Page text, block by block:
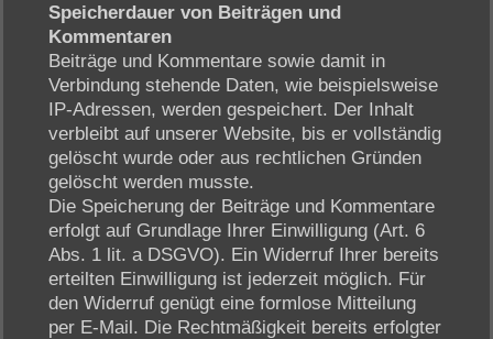
Speicherdauer von Beiträgen und
Kommentaren
Beiträge und Kommentare sowie damit in
Verbindung stehende Daten, wie beispielsweise
IP-Adressen, werden gespeichert. Der Inhalt
verbleibt auf unserer Website, bis er vollständig
gelöscht wurde oder aus rechtlichen Gründen
gelöscht werden musste.
Die Speicherung der Beiträge und Kommentare
erfolgt auf Grundlage Ihrer Einwilligung (Art. 6
Abs. 1 lit. a DSGVO). Ein Widerruf Ihrer bereits
erteilten Einwilligung ist jederzeit möglich. Für
den Widerruf genügt eine formlose Mitteilung
per E-Mail. Die Rechtmäßigkeit bereits erfolgter